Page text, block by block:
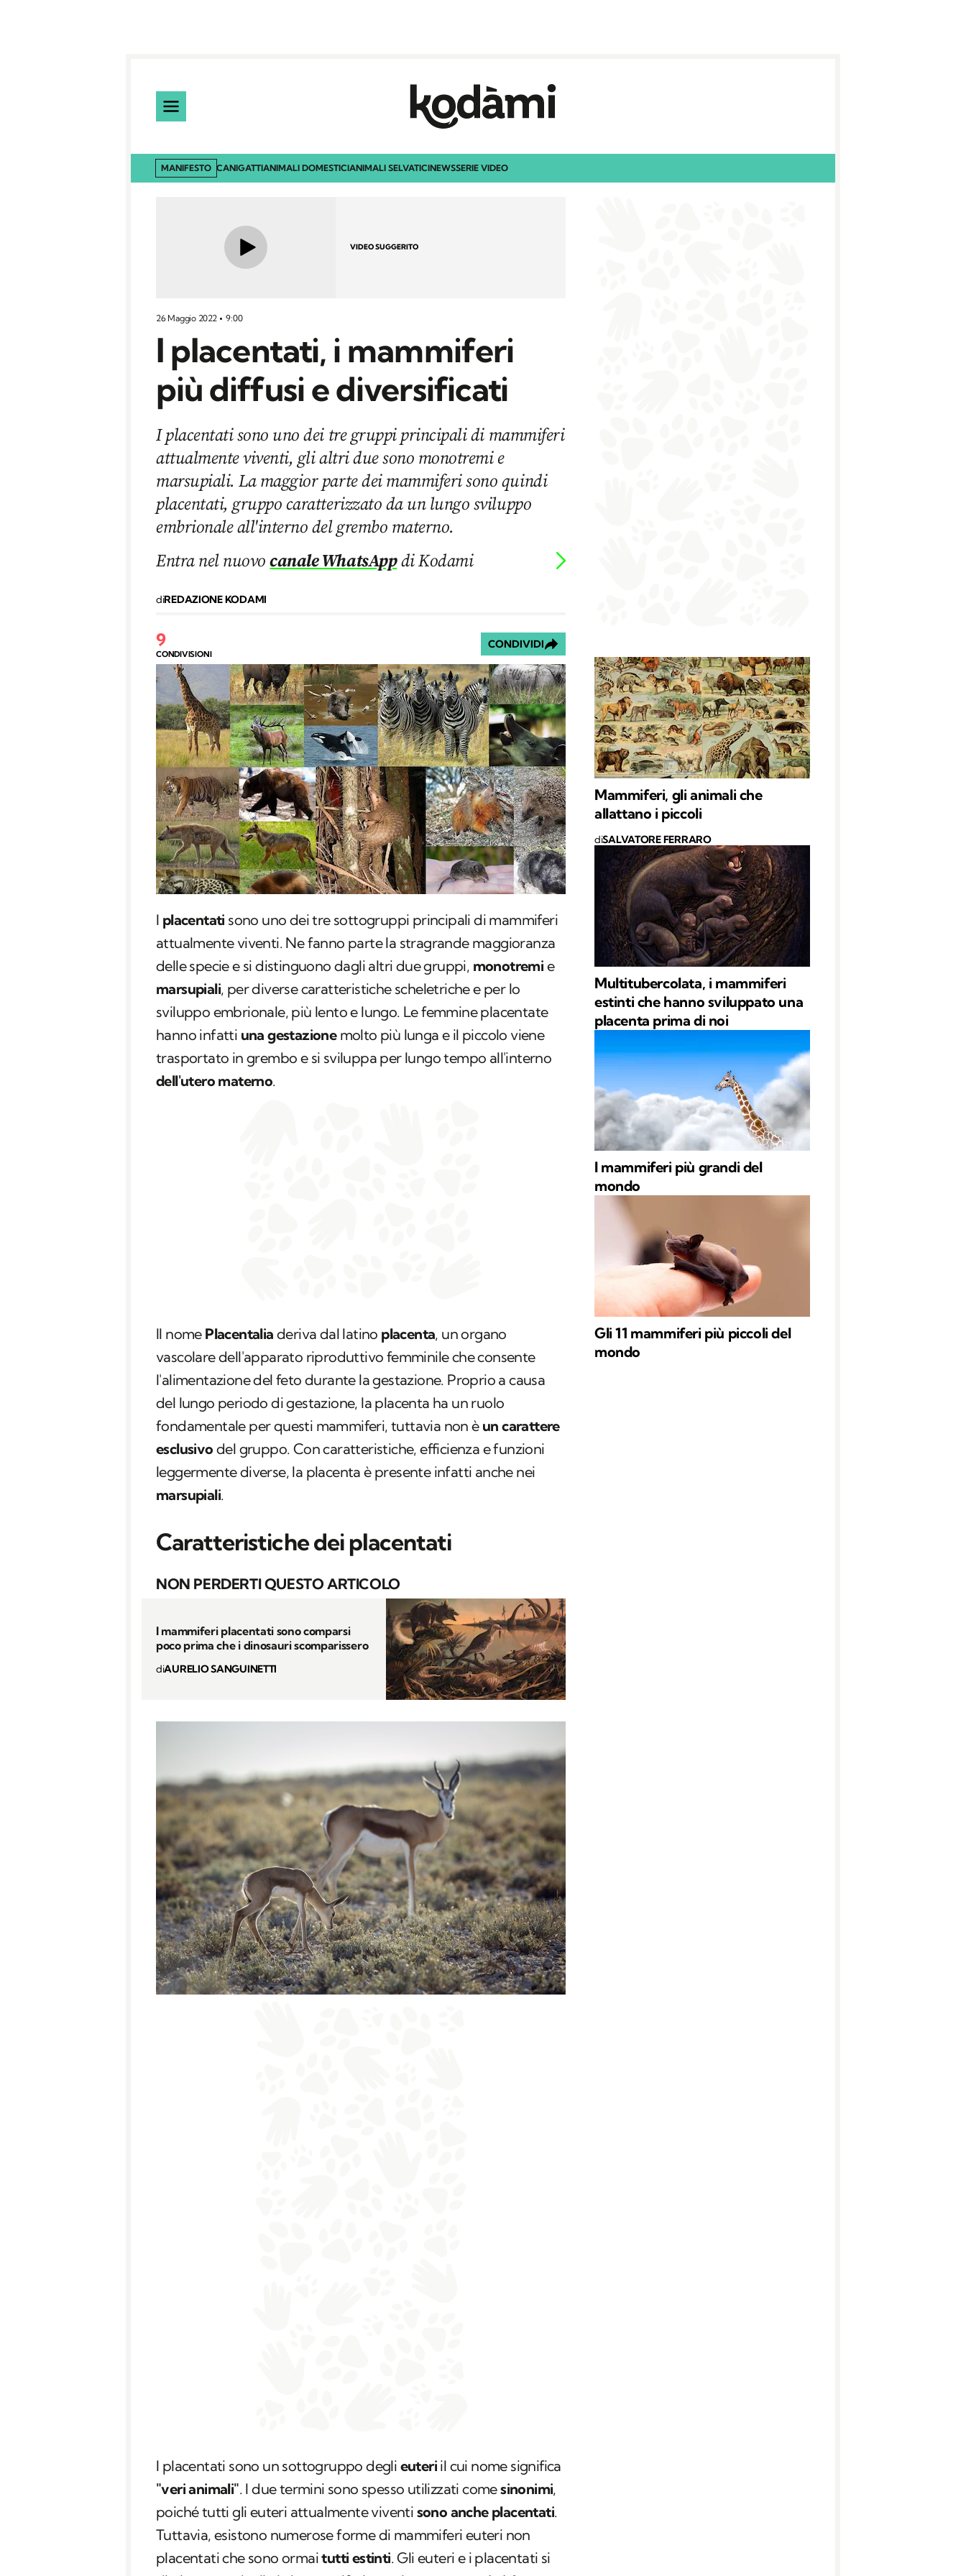
MANIFESTO CANIGATTIANIMALI DOMESTICIANIMALI SELVATICINEWSSERIE VIDEO
VIDEO SUGGERITO
26 Maggio 2022 9:00
I placentati, i mammiferi
più diffusi e diversificati
I placentati sono uno dei tre gruppi principali di mammiferi
attualmente viventi, gli altri due sono monotremi e
marsupiali. La maggior parte dei mammiferi sono quindi
placentati, gruppo caratterizzato da un lungo sviluppo
embrionale all'interno del grembo materno.
Entra nel nuovocanale WhatsAppdi Kodami
diREDAZIONE KODAMI
9
CONDIVISIONI
CONDIVIDI
I placentati sono uno dei tre sottogruppi principali di mammiferi
attualmente viventi. Ne fanno parte la stragrande maggioranza
delle specie e si distinguono dagli altri due gruppi, monotremi e
marsupiali, per diverse caratteristiche scheletriche e per lo
sviluppo embrionale, più lento e lungo. Le femmine placentate
hanno infatti una gestazionemolto più lunga e il piccolo viene
trasportato in grembo e si sviluppa per lungo tempo all'interno
dell'utero materno.
Il nome Placentalia deriva dal latino placenta, un organo
vascolare dell'apparato riproduttivo femminile che consente
l'alimentazione del feto durante la gestazione. Proprio a causa
del lungo periodo di gestazione, la placenta ha un ruolo
fondamentale per questi mammiferi, tuttavia non è un carattere
esclusivo del gruppo. Con caratteristiche, efficienza e funzioni
leggermente diverse, la placenta è presente infatti anche nei
marsupiali.
Caratteristiche dei placentati
NON PERDERTI QUESTO ARTICOLO
I mammiferi placentati sono comparsi
poco prima che i dinosauri scomparissero
diAURELIO SANGUINETTI
I placentati sono un sottogruppo degli euteri il cui nome significa
"veri animali". I due termini sono spesso utilizzati comesinonimi,
poiché tutti gli euteri attualmente viventi sono anche placentati.
Tuttavia, esistono numerose forme di mammiferi euteri non
placentati che sono ormaitutti estinti. Gli euteri e i placentati si
Mammiferi, gli animali che
allattano i piccoli
diSALVATORE FERRARO
Multitubercolata, i mammiferi
estinti che hanno sviluppato una
placenta prima di noi
I mammiferi più grandi del
mondo
Gli 11 mammiferi più piccoli del
mondo